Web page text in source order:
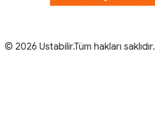
© 2026 Ustabilir.Tüm hakları saklıdır.